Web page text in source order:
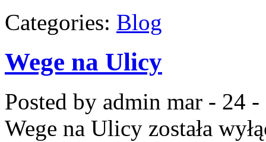
Categories: Blog
Wege na Ulicy
Posted by admin mar - 24 -
Wege na Ulicy została